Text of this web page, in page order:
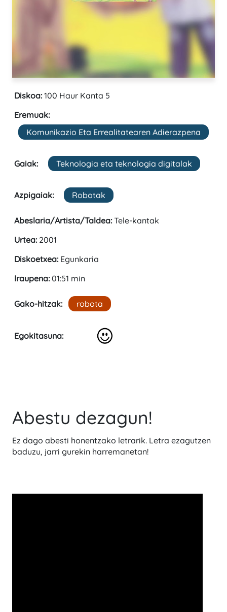
Diskoa:100 Haur Kanta 5
Eremuak:
Komunikazio Eta Errealitatearen Adierazpena
Gaiak: Teknologia eta teknologia digitalak
Azpigaiak: Robotak
Abeslaria/Artista/Taldea:Tele-kantak
Urtea:2001
Diskoetxea:Egunkaria
Iraupena:01:51 min
Gako-hitzak: robota
Egokitasuna:
Abestu dezagun!
Ez dago abesti honentzako letrarik. Letra ezagutzen
baduzu, jarri gurekin harremanetan!